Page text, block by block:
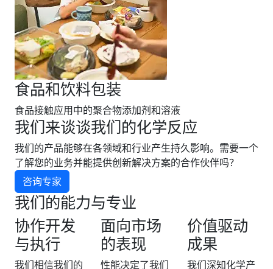
食品和饮料包装
食品接触应用中的聚合物添加剂和溶液
我们来谈谈我们的化学反应
我们的产品能够在各领域和行业产生持久影响。需要一个
了解您的业务并能提供创新解决方案的合作伙伴吗？
咨询专家
我们的能力与专业
协作开发
与执行
我们相信我们的
面向市场
的表现
性能决定了我们
价值驱动
成果
我们深知化学产